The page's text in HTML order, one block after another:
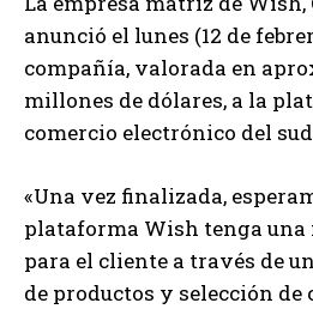
anunció el lunes (12 de
compañía, valorada en
millones de dólares, a la
comercio electrónico del
«Una vez finalizada,
plataforma Wish tenga una
para el cliente a través de
de productos y selección de